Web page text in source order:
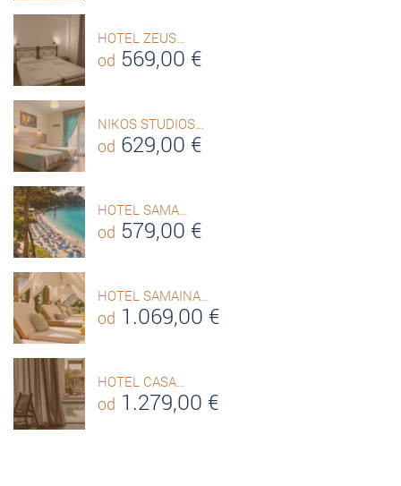
HOTEL ZEUS…
od 569,00 €
NIKOS STUDIOS…
od 629,00 €
HOTEL SAMA…
od 579,00 €
HOTEL SAMAINA…
od 1.069,00 €
HOTEL CASA…
od 1.279,00 €